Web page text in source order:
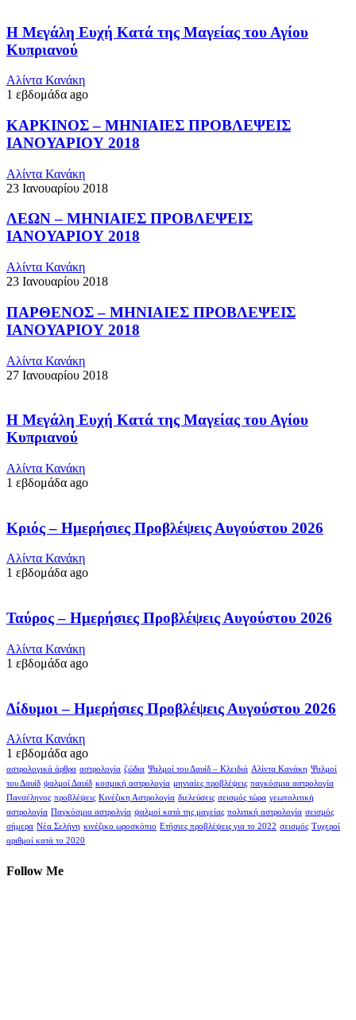
Η Μεγάλη Ευχή Κατά της Μαγείας του Αγίου
Κυπριανού
Αλίντα Κανάκη
1 εβδομάδα ago
ΚΑΡΚΙΝΟΣ – ΜΗΝΙΑΙΕΣ ΠΡΟΒΛΕΨΕΙΣ
ΙΑΝΟΥΑΡΙΟΥ 2018
Αλίντα Κανάκη
23 Ιανουαρίου 2018
ΛΕΩΝ – ΜΗΝΙΑΙΕΣ ΠΡΟΒΛΕΨΕΙΣ
ΙΑΝΟΥΑΡΙΟΥ 2018
Αλίντα Κανάκη
23 Ιανουαρίου 2018
ΠΑΡΘΕΝΟΣ – ΜΗΝΙΑΙΕΣ ΠΡΟΒΛΕΨΕΙΣ
ΙΑΝΟΥΑΡΙΟΥ 2018
Αλίντα Κανάκη
27 Ιανουαρίου 2018
Η Μεγάλη Ευχή Κατά της Μαγείας του Αγίου
Κυπριανού
Αλίντα Κανάκη
1 εβδομάδα ago
Κριός – Ημερήσιες Προβλέψεις Αυγούστου 2026
Αλίντα Κανάκη
1 εβδομάδα ago
Ταύρος – Ημερήσιες Προβλέψεις Αυγούστου 2026
Αλίντα Κανάκη
1 εβδομάδα ago
Δίδυμοι – Ημερήσιες Προβλέψεις Αυγούστου 2026
Αλίντα Κανάκη
1 εβδομάδα ago
αστρολογικά άρθρα αστρολογία ζώδια Ψαλμοί του Δαυίδ – Κλειδιά Αλίντα Κανάκη Ψαλμοί
του Δαυίδ ψαλμοί Δαυίδ κοσμική αστρολογία μηνιαίες προβλέψεις παγκόσμια αστρολογία
Πανσέληνος προβλέψεις Κινέζικη Αστρολογία διελεύσεις σεισμός τώρα γεωπολιτική
αστρολογία Παγκόσμια αστρολγία ψαλμοί κατά της μαγείας πολιτική αστρολογία σεισμός
σήμερα Νέα Σελήνη κινέζικο ωροσκόπιο Ετήσιες προβλέψεις για το 2022 σεισμός Τυχεροί
αριθμοί κατά το 2020
Follow Me